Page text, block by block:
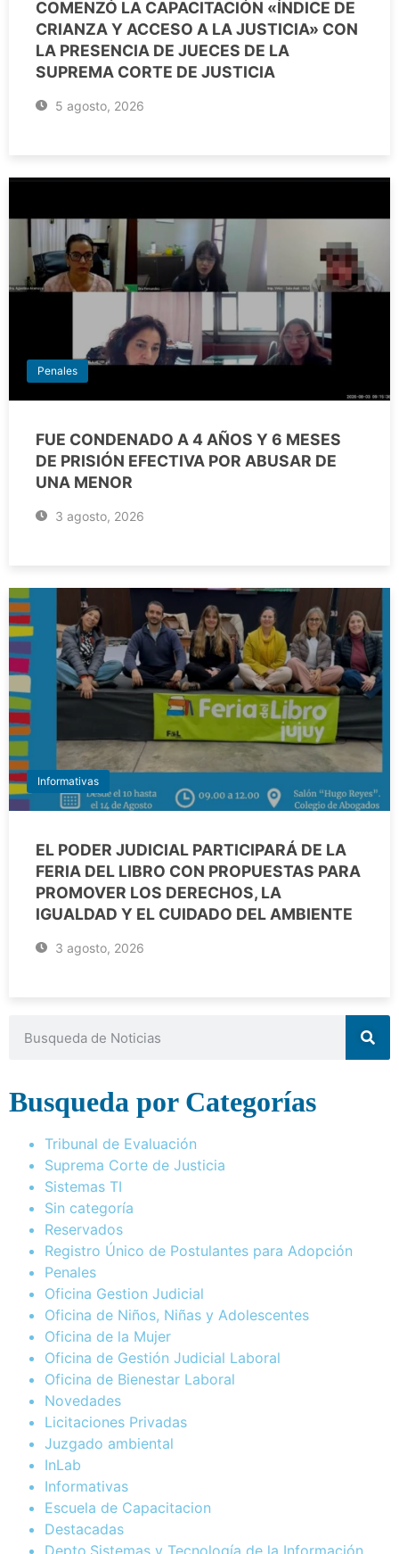
COMENZÓ LA CAPACITACIÓN «ÍNDICE DE
CRIANZA Y ACCESO A LA JUSTICIA» CON
LA PRESENCIA DE JUECES DE LA
SUPREMA CORTE DE JUSTICIA
5 agosto, 2026
Penales
FUE CONDENADO A 4 AÑOS Y 6 MESES
DE PRISIÓN EFECTIVA POR ABUSAR DE
UNA MENOR
3 agosto, 2026
Informativas
EL PODER JUDICIAL PARTICIPARÁ DE LA
FERIA DEL LIBRO CON PROPUESTAS PARA
PROMOVER LOS DERECHOS, LA
IGUALDAD Y EL CUIDADO DEL AMBIENTE
3 agosto, 2026
Busqueda por Categorías
Tribunal de Evaluación
Suprema Corte de Justicia
Sistemas TI
Sin categoría
Reservados
Registro Único de Postulantes para Adopción
Penales
Oficina Gestion Judicial
Oficina de Niños, Niñas y Adolescentes
Oficina de la Mujer
Oficina de Gestión Judicial Laboral
Oficina de Bienestar Laboral
Novedades
Licitaciones Privadas
Juzgado ambiental
InLab
Informativas
Escuela de Capacitacion
Destacadas